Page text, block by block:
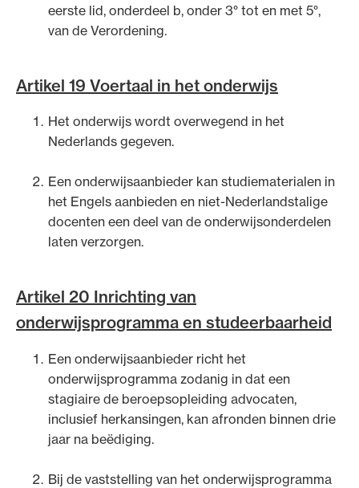
eerste lid, onderdeel b, onder 3° tot en met 5°,
van de Verordening.
Artikel 19 Voertaal in het onderwijs
Het onderwijs wordt overwegend in het
Nederlands gegeven.
Een onderwijsaanbieder kan studiematerialen in
het Engels aanbieden en niet-Nederlands­talige
docenten een deel van de onderwijsonderdelen
laten verzorgen.
Artikel 20 Inrichting van
onderwijsprogramma en studeerbaarheid
Een onderwijsaanbieder richt het
onderwijsprogramma zodanig in dat een
stagiaire de beroepsopleiding advocaten,
inclusief herkansingen, kan afronden binnen drie
jaar na beëdiging.
Bij de vaststelling van het onderwijsprogramma
beroepsuitoefening: van de advocatenpas tot
het rechtsgebiedenregister en
geheimhoudernummers.